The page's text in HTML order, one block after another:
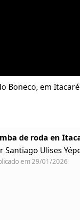
Boneco, em
de roda en
Santiago Ulises
em 29/01/2026